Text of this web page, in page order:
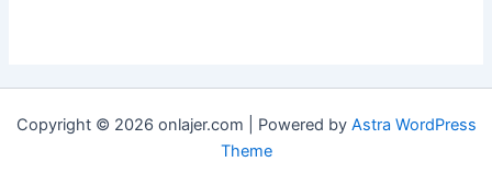
Copyright © 2026 onlajer.com | Powered by Astra WordPress
Theme